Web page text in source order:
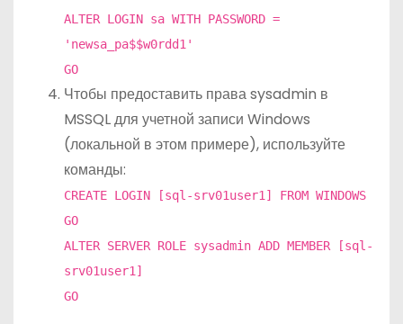
ALTER LOGIN sa WITH PASSWORD =
'newsa_pa$$w0rdd1'
GO
Чтобы предоставить права sysadmin в
MSSQL для учетной записи Windows
(локальной в этом примере), используйте
команды:
CREATE LOGIN [sql-srv01user1] FROM WINDOWS
GO
ALTER SERVER ROLE sysadmin ADD MEMBER [sql-
srv01user1]
GO